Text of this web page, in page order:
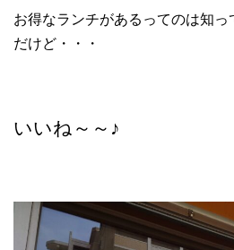
お得なランチがあるってのは知
だけど・・・
いいね～～♪